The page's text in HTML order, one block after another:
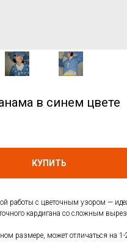
в синем цвете
КУПИТЬ
работы с цветочным узором —
кардигана со сложным
размере, может отличаться на